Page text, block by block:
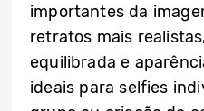
importantes da
retratos mais
equilibrada e
ideais para selfies